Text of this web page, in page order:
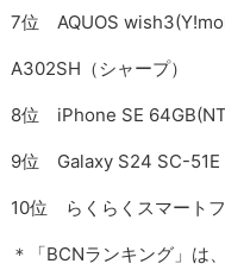
7位 AQUOS
A302SH（シャープ）
8位 iPhone SE
9位 Galaxy S24 SC-51E
10位 らくらくスマート
＊「BCNランキング」は